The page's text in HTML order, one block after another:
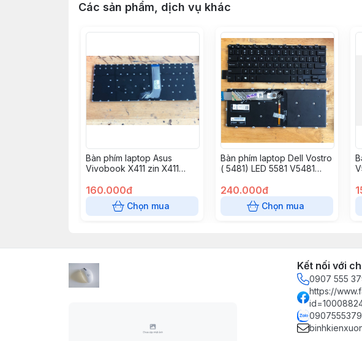
Các sản phẩm, dịch vụ khác
Bàn phím laptop Asus
Vivobook X411 zin X411
S410 S410U S410UA X410
X410U, S4000 S4100
S4200 – X411
160.000đ
Chọn mua
Bàn phím laptop Dell Vostro
( 5481) LED 5581 V5481
(5481) 5482 5485 5488
5491 5580 5581 5591 7386
7586, Latitude 3400 3310
240.000đ
Chọn mua
Kết nối với
0907 555
https://
0907555379